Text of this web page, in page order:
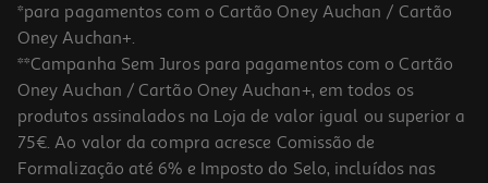
*para pagamentos com o Cartão Oney Auchan / Cartão
Oney Auchan+.
**Campanha Sem Juros para pagamentos com o Cartão
Oney Auchan / Cartão Oney Auchan+, em todos os
produtos assinalados na Loja de valor igual ou superior a
75€. Ao valor da compra acresce Comissão de
Formalização até 6% e Imposto do Selo, incluídos nas